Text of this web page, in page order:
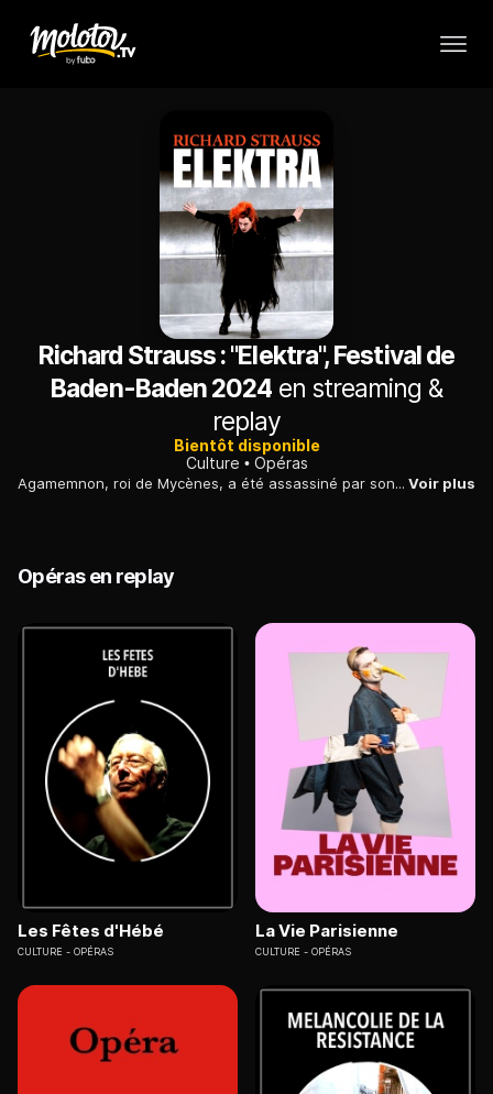
Richard Strauss : "Elektra", Festival de
Baden-Baden 2024 en streaming &
replay
Bientôt disponible
Culture
Opéras
Agamemnon, roi de Mycènes, a été assassiné par son épouse, Clytemnestre, et l'amant de celle-ci, Égisthe. Sa fille Électre est dévorée par un irrépressible désir de vengeance. Malgré les supplications de sa sœur Chrysothémis, qui la presse d'abandonner ses projets, la jeune princesse ne vit plus que dans l'attente du retour d'Oreste, leur frère, qu'elle veut voir accomplir la justice suprême. Voir plus
Opéras en replay
Les Fêtes d'Hébé
CULTURE OPÉRAS
La Vie Parisienne
CULTURE OPÉRAS